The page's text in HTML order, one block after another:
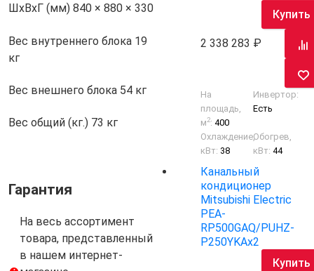
ШхВхГ (мм) 840 × 880 × 330
Вес внутреннего блока 19
кг
Вес внешнего блока 54 кг
Вес общий (кг.) 73 кг
Гарантия
На весь ассортимент
товара, представленный
в нашем интернет-
2 338 283
Купить
На
площадь,
м2:400
Инвертор:
Есть
Охлаждение,
кВт: 38
Обогрев,
кВт:44
Канальный
кондиционер
Mitsubishi Electric
PEA-
RP500GAQ/PUHZ-
P250YKAх2
Купить